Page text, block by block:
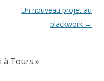
Un nouveau projet au
blackwork →
à Tours »